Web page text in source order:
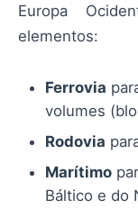
Europa
elementos:
Ferrovia
volumes
Rodovia
Marítimo
Báltico e do